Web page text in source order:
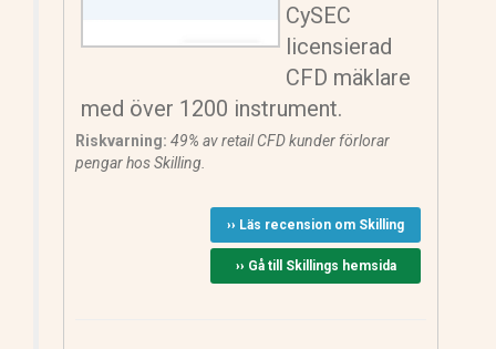
CySEC
licensierad
CFD mäklare
med över 1200 instrument.
Riskvarning: 49% av retail CFD kunder förlorar
pengar hos Skilling.
›› Läs recension om Skilling
›› Gå till Skillings hemsida